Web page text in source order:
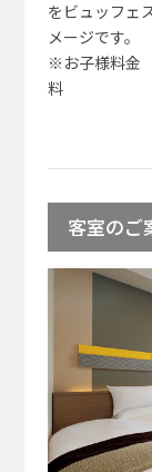
をビュッフェ
メージです。
※お子様料金
料
客室のご